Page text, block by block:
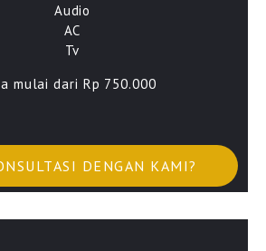
Audio
AC
Tv
mulai dari Rp 750.000
DENGAN KAMI?